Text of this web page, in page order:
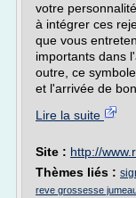
votre
à intégrer ces
que vous
importants dans
outre, ce
et l'arrivée de
Lire la suite
Site : http://
Thèmes liés :
reve grossesse